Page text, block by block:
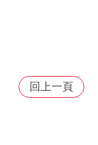
回上一頁